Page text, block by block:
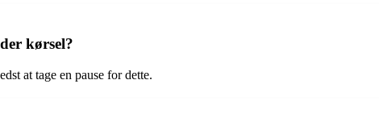
kørsel?
at tage en pause for dette.